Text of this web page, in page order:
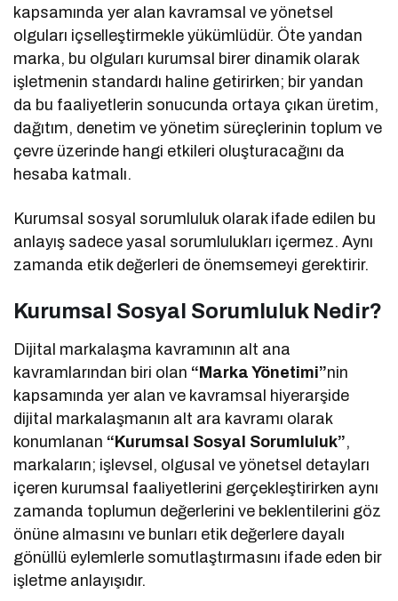
kapsamında yer alan kavramsal ve yönetsel
olguları içselleştirmekle yükümlüdür. Öte yandan
marka, bu olguları kurumsal birer dinamik olarak
işletmenin standardı haline getirirken; bir yandan
da bu faaliyetlerin sonucunda ortaya çıkan üretim,
dağıtım, denetim ve yönetim süreçlerinin toplum ve
çevre üzerinde hangi etkileri oluşturacağını da
hesaba katmalı.
Kurumsal sosyal sorumluluk olarak ifade edilen bu
anlayış sadece yasal sorumlulukları içermez. Aynı
zamanda etik değerleri de önemsemeyi gerektirir.
Kurumsal Sosyal Sorumluluk Nedir?
Dijital markalaşma kavramının alt ana
kavramlarından biri olan “Marka Yönetimi”nin
kapsamında yer alan ve kavramsal hiyerarşide
dijital markalaşmanın alt ara kavramı olarak
konumlanan “Kurumsal Sosyal Sorumluluk”,
markaların; işlevsel, olgusal ve yönetsel detayları
içeren kurumsal faaliyetlerini gerçekleştirirken aynı
zamanda toplumun değerlerini ve beklentilerini göz
önüne almasını ve bunları etik değerlere dayalı
gönüllü eylemlerle somutlaştırmasını ifade eden bir
işletme anlayışıdır.